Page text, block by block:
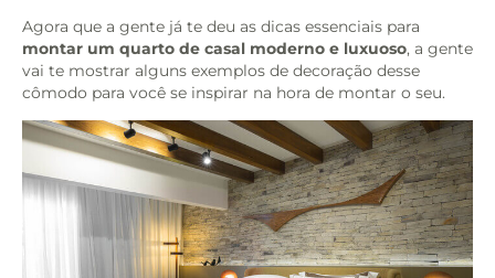
Agora que a gente já te deu as dicas essenciais para
montar um quarto de casal moderno e luxuoso, a gente
vai te mostrar alguns exemplos de decoração desse
cômodo para você se inspirar na hora de montar o seu.